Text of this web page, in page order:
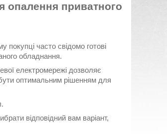
опалення приватного
покупці часто свідомо готові
обладнання.
електромережі дозволяє
оптимальним рішенням для
відповідний вам варіант,